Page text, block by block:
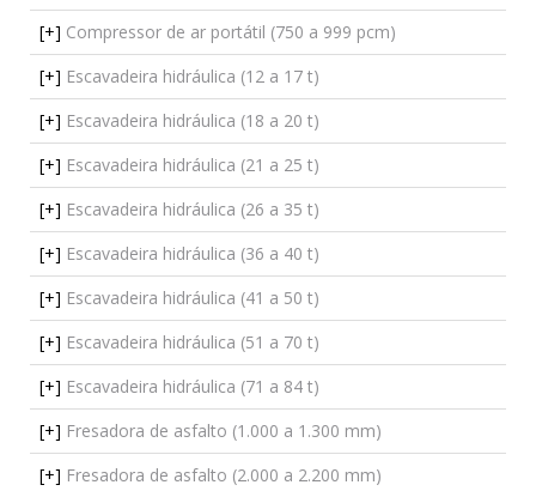
[+] Compressor de ar portátil (750 a 999 pcm)
[+] Escavadeira hidráulica (12 a 17 t)
[+] Escavadeira hidráulica (18 a 20 t)
[+] Escavadeira hidráulica (21 a 25 t)
[+] Escavadeira hidráulica (26 a 35 t)
[+] Escavadeira hidráulica (36 a 40 t)
[+] Escavadeira hidráulica (41 a 50 t)
[+] Escavadeira hidráulica (51 a 70 t)
[+] Escavadeira hidráulica (71 a 84 t)
[+] Fresadora de asfalto (1.000 a 1.300 mm)
[+] Fresadora de asfalto (2.000 a 2.200 mm)